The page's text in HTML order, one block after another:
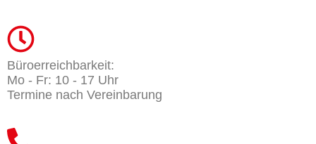
Büroerreichbarkeit:
Mo - Fr: 10 - 17 Uhr
Termine nach Vereinbarung